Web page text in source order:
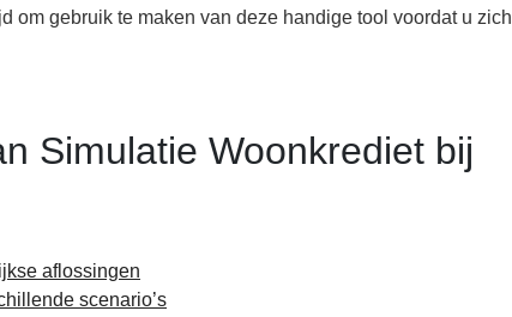
om gebruik te maken van deze handige tool voordat u zich
Simulatie Woonkrediet bij
aflossingen
scenario’s